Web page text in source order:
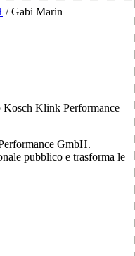
/ Gabi Marin
Kosch Klink Performance
GmbH.
pubblico e trasforma le